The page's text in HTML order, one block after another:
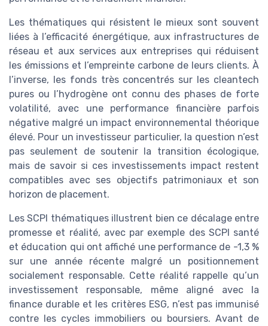
Les thématiques qui résistent le mieux sont souvent
liées à l’efficacité énergétique, aux infrastructures de
réseau et aux services aux entreprises qui réduisent
les émissions et l’empreinte carbone de leurs clients. À
l’inverse, les fonds très concentrés sur les cleantech
pures ou l’hydrogène ont connu des phases de forte
volatilité, avec une performance financière parfois
négative malgré un impact environnemental théorique
élevé. Pour un investisseur particulier, la question n’est
pas seulement de soutenir la transition écologique,
mais de savoir si ces investissements impact restent
compatibles avec ses objectifs patrimoniaux et son
horizon de placement.
Les SCPI thématiques illustrent bien ce décalage entre
promesse et réalité, avec par exemple des SCPI santé
et éducation qui ont affiché une performance de -1,3 %
sur une année récente malgré un positionnement
socialement responsable. Cette réalité rappelle qu’un
investissement responsable, même aligné avec la
finance durable et les critères ESG, n’est pas immunisé
contre les cycles immobiliers ou boursiers. Avant de